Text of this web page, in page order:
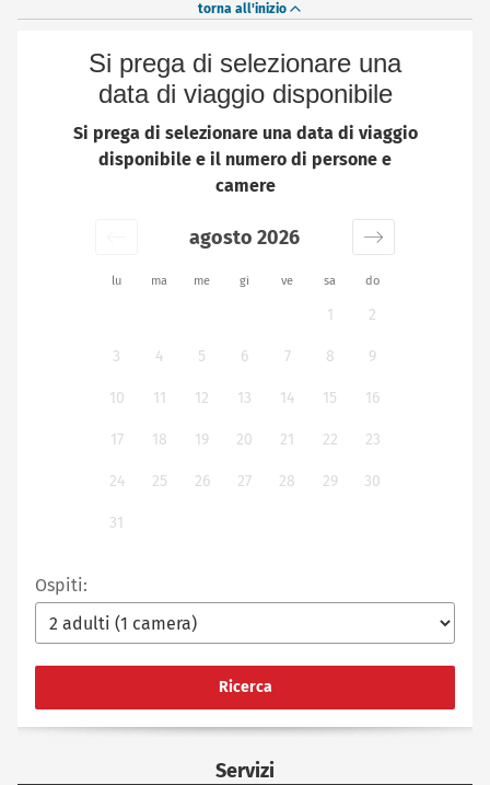
torna all'inizio
Si prega di selezionare una
data di viaggio disponibile
Si prega di selezionare una data di viaggio
disponibile e il numero di persone e
camere
lu ma me gi ve sa do
agosto 2026
1 2
3 4 5 6 7 8 9
10 11 12 13 14 15 16
17 18 19 20 21 22 23
24 25 26 27 28 29 30
31
Ospiti:
Ricerca
Servizi